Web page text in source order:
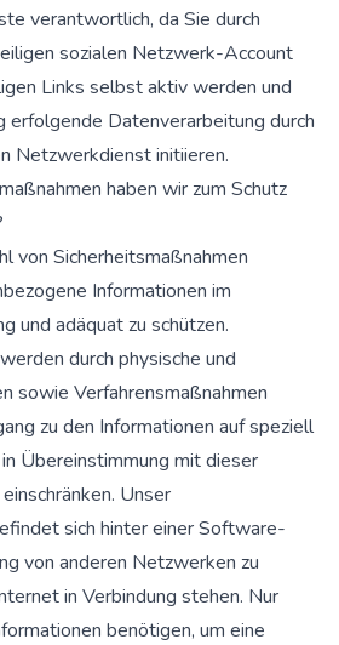
verantwortlich, da Sie durch
sozialen Netzwerk-Account
Links selbst aktiv werden und
erfolgende Datenverarbeitung durch
Netzwerkdienst initiieren.
haben wir zum Schutz
von Sicherheitsmaßnahmen
Informationen im
und adäquat zu schützen.
durch physische und
sowie Verfahrensmaßnahmen
zu den Informationen auf speziell
Übereinstimmung mit dieser
Unser
sich hinter einer Software-
von anderen Netzwerken zu
in Verbindung stehen. Nur
benötigen, um eine